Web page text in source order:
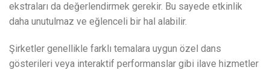
ekstraları da değerlendirmek gerekir. Bu sayede etkinlik
daha unutulmaz ve eğlenceli bir hal alabilir.
Şirketler genellikle farklı temalara uygun özel dans
gösterileri veya interaktif performanslar gibi ilave hizmetler